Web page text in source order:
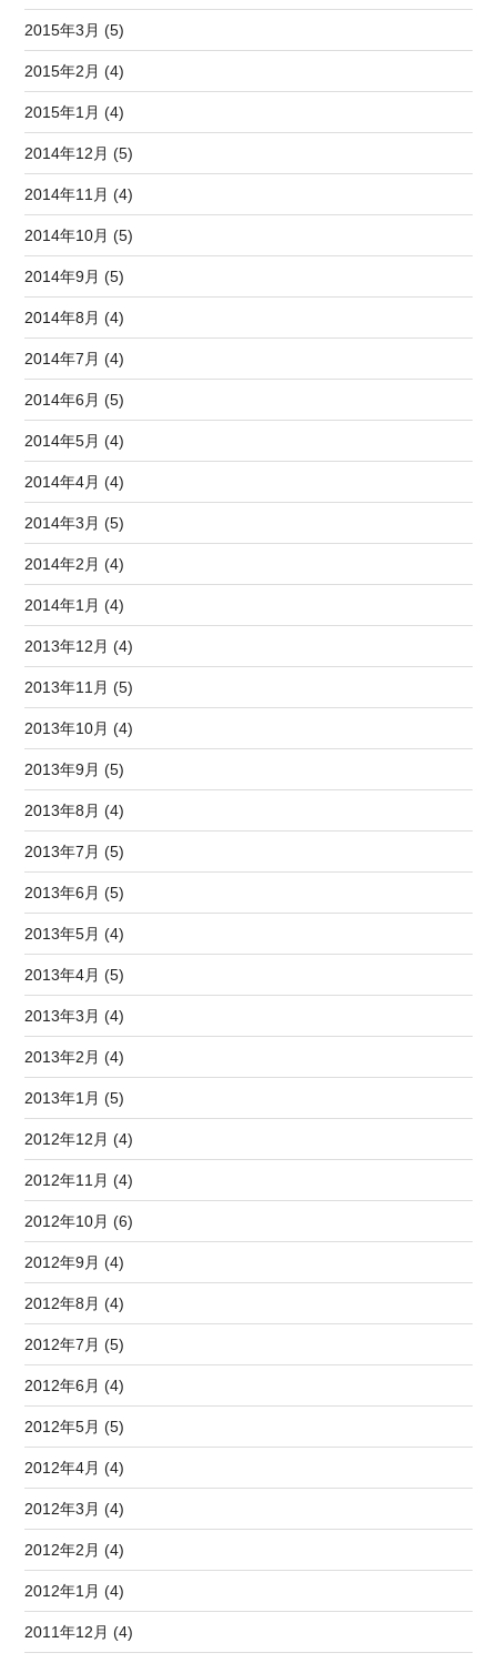
2015年3月 (5)
2015年2月 (4)
2015年1月 (4)
2014年12月 (5)
2014年11月 (4)
2014年10月 (5)
2014年9月 (5)
2014年8月 (4)
2014年7月 (4)
2014年6月 (5)
2014年5月 (4)
2014年4月 (4)
2014年3月 (5)
2014年2月 (4)
2014年1月 (4)
2013年12月 (4)
2013年11月 (5)
2013年10月 (4)
2013年9月 (5)
2013年8月 (4)
2013年7月 (5)
2013年6月 (5)
2013年5月 (4)
2013年4月 (5)
2013年3月 (4)
2013年2月 (4)
2013年1月 (5)
2012年12月 (4)
2012年11月 (4)
2012年10月 (6)
2012年9月 (4)
2012年8月 (4)
2012年7月 (5)
2012年6月 (4)
2012年5月 (5)
2012年4月 (4)
2012年3月 (4)
2012年2月 (4)
2012年1月 (4)
2011年12月 (4)